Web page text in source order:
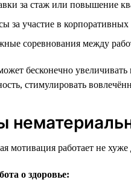
за стаж или повышение
за участие в
соревнования между
бесконечно увеличивать
стимулировать
мотивация работает не
о здоровье: